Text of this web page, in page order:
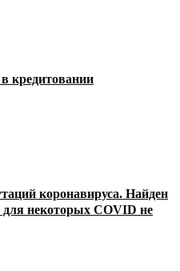
кредитовании
коронавируса. Найден
для некоторых COVID не